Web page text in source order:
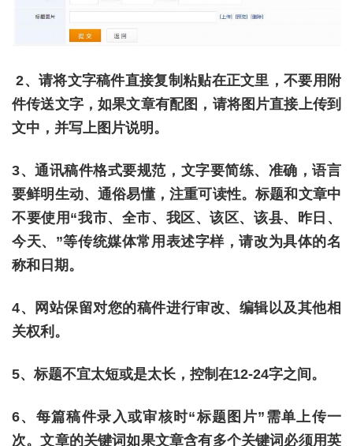
2、请将文字稿件直接复制粘贴在正文里，不要用附
件传送文字，如果文章有配图，请将图片直接上传到
文中，并写上图片说明。
3、通讯稿件格式要规范，文字要简练、准确，语言
要鲜明生动、通俗易懂，注重可读性。标题和文章中
不要使用“我市、全市、我区、该区、该县、昨日、
今天、”等传统媒体常用表述字样，请改为具体的名
称和日期。
4、网站保留对您的稿件进行审改、编辑以及其他相
关权利。
5、标题不宜太短或是太长，控制在12-24字之间。
6、每篇稿件录入或审核时“标题图片”需单上传一
次。文章的关键词如果文章含有多个关键词必须用英